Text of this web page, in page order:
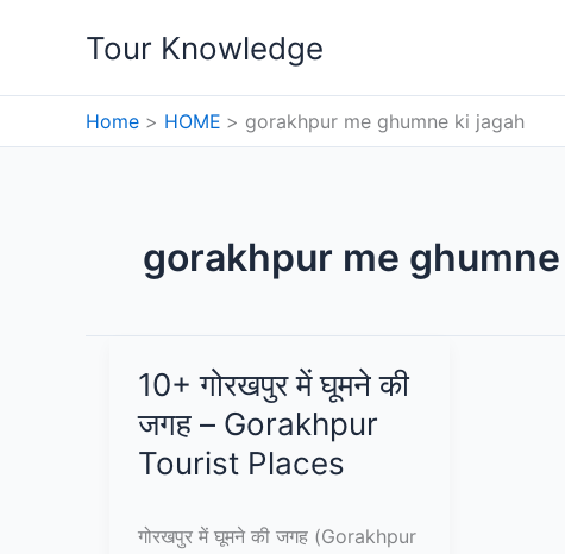
Tour Knowledge
Home HOME gorakhpur me ghumne ki jagah
gorakhpur me
10+ गोरखपुर में घूमने की
जगह – Gorakhpur
Tourist Places
गोरखपुर में घूमने की जगह (Gorakhpur